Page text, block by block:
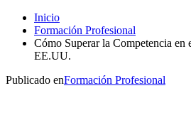
Inicio
Formación Profesional
Cómo Superar la Competencia en
EE.UU.
Publicado enFormación Profesional